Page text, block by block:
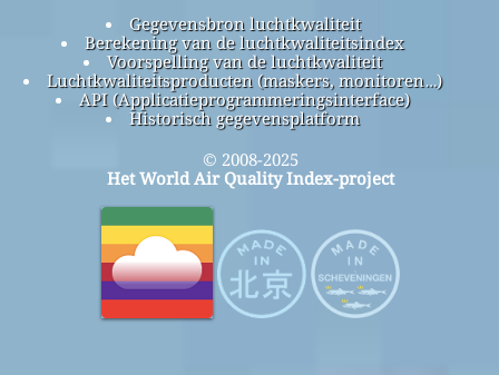
Gegevensbron luchtkwaliteit
Berekening van de luchtkwaliteitsindex
Voorspelling van de luchtkwaliteit
Luchtkwaliteitsproducten (maskers, monitoren…)
API (Applicatieprogrammeringsinterface)
Historisch gegevensplatform
© 2008-2025
Het World Air Quality Index-project